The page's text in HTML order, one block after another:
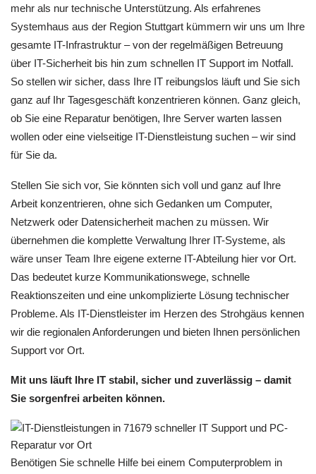
mehr als nur technische Unterstützung. Als erfahrenes
Systemhaus aus der Region Stuttgart kümmern wir uns um Ihre
gesamte IT-Infrastruktur – von der regelmäßigen Betreuung
über IT-Sicherheit bis hin zum schnellen IT Support im Notfall.
So stellen wir sicher, dass Ihre IT reibungslos läuft und Sie sich
ganz auf Ihr Tagesgeschäft konzentrieren können. Ganz gleich,
ob Sie eine Reparatur benötigen, Ihre Server warten lassen
wollen oder eine vielseitige IT-Dienstleistung suchen – wir sind
für Sie da.
Stellen Sie sich vor, Sie könnten sich voll und ganz auf Ihre
Arbeit konzentrieren, ohne sich Gedanken um Computer,
Netzwerk oder Datensicherheit machen zu müssen. Wir
übernehmen die komplette Verwaltung Ihrer IT-Systeme, als
wäre unser Team Ihre eigene externe IT-Abteilung hier vor Ort.
Das bedeutet kurze Kommunikationswege, schnelle
Reaktionszeiten und eine unkomplizierte Lösung technischer
Probleme. Als IT-Dienstleister im Herzen des Strohgäus kennen
wir die regionalen Anforderungen und bieten Ihnen persönlichen
Support vor Ort.
Mit uns läuft Ihre IT stabil, sicher und zuverlässig – damit
Sie sorgenfrei arbeiten können.
Benötigen Sie schnelle Hilfe bei einem Computerproblem in